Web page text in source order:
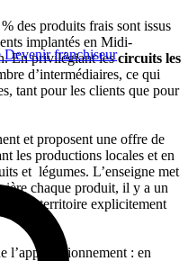
Devenir franchiseur
des produits frais sont issus
implantés en Midi-
En privilégiant lescircuits les
d’intermédiaires, ce qui
tant pour les clients que pour
et proposent une offre de
les productions locales et en
et légumes. L’enseigne met
chaque produit, il y a un
et un territoire explicitement
l’approvisionnement : en